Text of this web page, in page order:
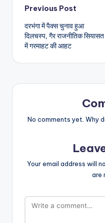
p o
k
Post
navigation
Previous Post
दरभंगा में पैक्स चुनाव हुआ
दिलचस्प, गैर राजनीतिक सियासत
में गरमाहट की आहट
No comments yet. Why
Your email address will
are